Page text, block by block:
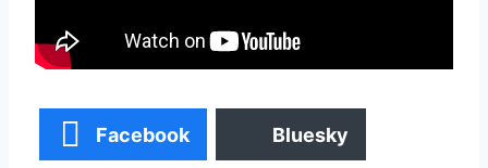
Facebook Bluesky